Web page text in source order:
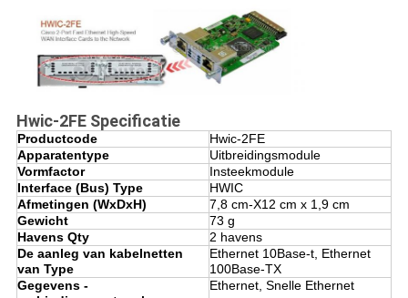
Hwic-2FE Specificatie
Productcode
Hwic-2FE
Apparatentype
Uitbreidingsmodule
Vormfactor
Insteekmodule
Interface (Bus) Type
HWIC
Afmetingen (WxDxH)
7,8 cm-X12 cm x 1,9 cm
Gewicht
73 g
Havens Qty
2 havens
De aanleg van kabelnetten
van Type
Ethernet 10Base-t, Ethernet
100Base-TX
Gegevens -
Ethernet, Snelle Ethernet